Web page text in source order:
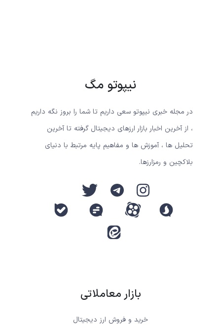
نیپوتو مگ
در مجله خبری نیپوتو سعی داریم تا شما را بروز نگه داریم
، از آخرین اخبار بازار ارزهای دیجیتال گرفته تا آخرین
تحلیل ها ، آموزش ها و مفاهیم پایه مرتبط با دنیای
بلاکچین و رمزارزها.
بازار معاملاتی
خرید و فروش ارز دیجیتال